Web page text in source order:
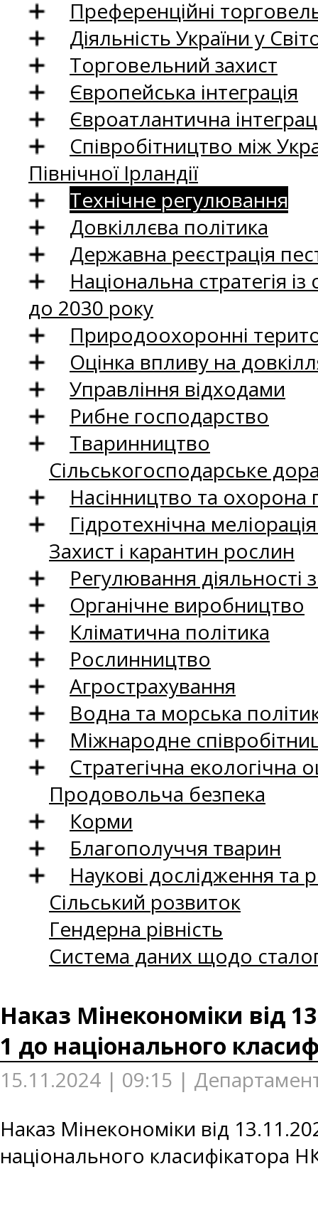
Преференційні
Діяльність України у
Торговельний захист
Європейська інтеграція
Євроатлантична
Співробітництво між
Північної Ірландії
Технічне регулювання
Довкіллєва політика
Державна реєстрація
Національна стратегія
до 2030 року
Природоохоронні
Оцінка впливу на
Управління відходами
Рибне господарство
Тваринництво
Сільськогосподарське
Насінництво та
Гідротехнічна
Захист і карантин рослин
Регулювання
Органічне виробництво
Кліматична політика
Рослинництво
Агрострахування
Водна та морська
Міжнародне
Стратегічна екологічна
Продовольча безпека
Корми
Благополуччя тварин
Наукові дослідження та
Сільський розвиток
Гендерна рівність
Система даних щодо
Наказ Мінекономіки від
1 до національного
15.11.2024 | 09:15 |
Наказ Мінекономіки від
національного класифікатора